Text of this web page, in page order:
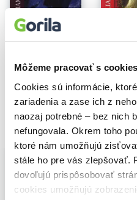
Môžeme pracovať s
Cookies sú informácie,
zariadenia a zase ich z
naozaj potrebné – bez nich
nefungovala. Okrem toho
ktoré nám umožňujú
stále ho pre vás zlepšovať.
dovoľujú prispôsobovať
cookies umožňujú
Hamlet
8,90€